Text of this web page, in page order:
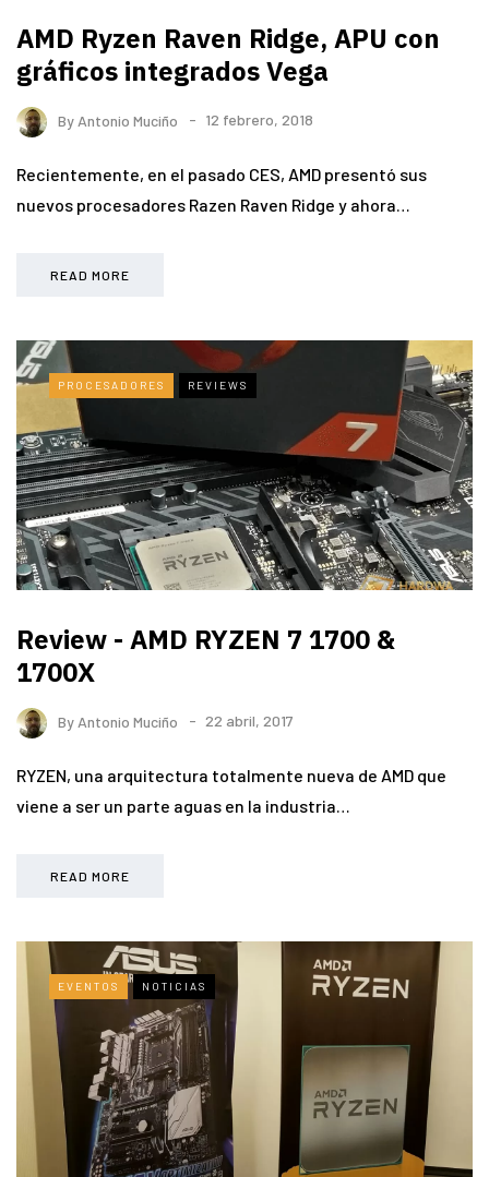
AMD Ryzen Raven Ridge, APU con
gráficos integrados Vega
By Antonio Muciño 12 febrero, 2018
Recientemente, en el pasado CES, AMD presentó sus
nuevos procesadores Razen Raven Ridge y ahora…
READ MORE
PROCESADORES REVIEWS
Review - AMD RYZEN 7 1700 &
1700X
By Antonio Muciño 22 abril, 2017
RYZEN, una arquitectura totalmente nueva de AMD que
viene a ser un parte aguas en la industria…
READ MORE
EVENTOS NOTICIAS